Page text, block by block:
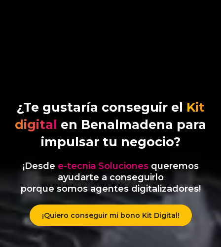
¿Te gustaría conseguir el Kit
digital en Benalmadena para
impulsar tu negocio?
¡Desde e-tecnia Solucionesqueremos
ayudarte a conseguirlo
porque somos agentes digitalizadores!
¡Quiero conseguir mi bono Kit Digital!